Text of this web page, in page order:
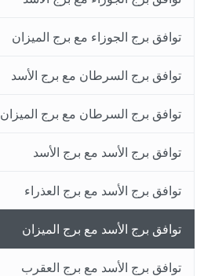
توافق برج الجوزاء مع برج الميزان
توافق برج السرطان مع برج الأسد
توافق برج السرطان مع برج الميزان
توافق برج الأسد مع برج الأسد
توافق برج الأسد مع برج العذراء
توافق برج الأسد مع برج الميزان
توافق برج الأسد مع برج العقرب